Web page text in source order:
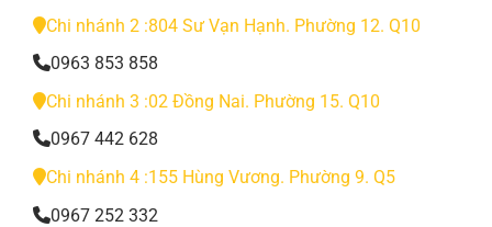
Chi nhánh 2 :804 Sư Vạn Hạnh. Phường 12. Q10
0963 853 858
Chi nhánh 3 :02 Đồng Nai. Phường 15. Q10
0967 442 628
Chi nhánh 4 :155 Hùng Vương. Phường 9. Q5
0967 252 332